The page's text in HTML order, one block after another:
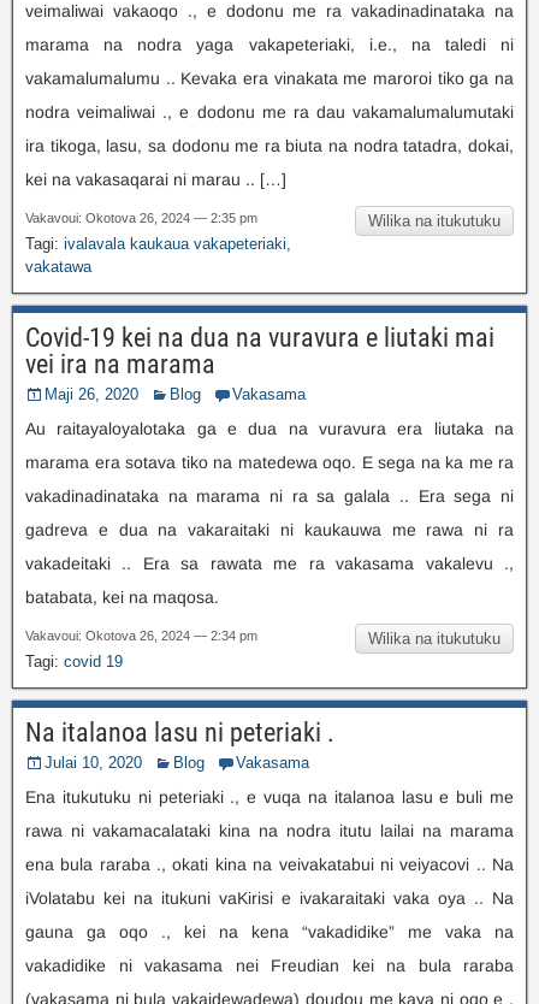
veimaliwai vakaoqo ., e dodonu me ra vakadinadinataka na
marama na nodra yaga vakapeteriaki, i.e., na taledi ni
vakamalumalumu .. Kevaka era vinakata me maroroi tiko ga na
nodra veimaliwai ., e dodonu me ra dau vakamalumalumutaki
ira tikoga, lasu, sa dodonu me ra biuta na nodra tatadra, dokai,
kei na vakasaqarai ni marau .. […]
Wilika na itukutuku
Vakavoui: Okotova 26, 2024 — 2:35 pm
Tagi: ivalavala kaukaua vakapeteriaki,
vakatawa
Covid-19 kei na dua na vuravura e liutaki mai
vei ira na marama
Maji 26, 2020 Blog Vakasama
Au raitayaloyalotaka ga e dua na vuravura era liutaka na
marama era sotava tiko na matedewa oqo. E sega na ka me ra
vakadinadinataka na marama ni ra sa galala .. Era sega ni
gadreva e dua na vakaraitaki ni kaukauwa me rawa ni ra
vakadeitaki .. Era sa rawata me ra vakasama vakalevu .,
batabata, kei na maqosa.
Wilika na itukutuku
Vakavoui: Okotova 26, 2024 — 2:34 pm
Tagi: covid 19
Na italanoa lasu ni peteriaki .
Julai 10, 2020 Blog Vakasama
Ena itukutuku ni peteriaki ., e vuqa na italanoa lasu e buli me
rawa ni vakamacalataki kina na nodra itutu lailai na marama
ena bula raraba ., okati kina na veivakatabui ni veiyacovi .. Na
iVolatabu kei na itukuni vaKirisi e ivakaraitaki vaka oya .. Na
gauna ga oqo ., kei na kena “vakadidike” me vaka na
vakadidike ni vakasama nei Freudian kei na bula raraba
(vakasama ni bula vakaidewadewa) doudou me kaya ni oqo e .